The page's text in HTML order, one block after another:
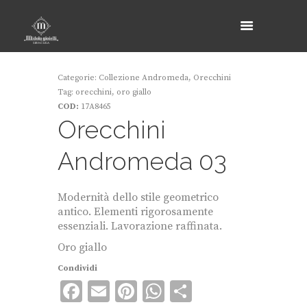
Categorie: Collezione Andromeda, Orecchini
Tag: orecchini, oro giallo
COD: 17A8465
Orecchini
Andromeda 03
Modernità dello stile geometrico
antico. Elementi rigorosamente
essenziali. Lavorazione raffinata.
Oro giallo
Condividi
F
E
Pi
W